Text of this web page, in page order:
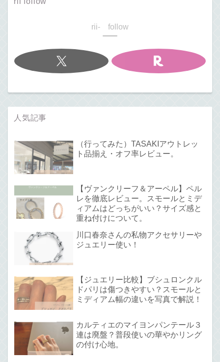
rii- follow
人気記事
（行ってみた）TASAKIアウトレッ
ト品揃え・オフ率レビュー。
【ヴァンクリーフ＆アーペル】ペル
レを徹底レビュー。スモールとミデ
ィアムはどっちがいい？サイズ感と
重ね付けについて。
川口春奈さんの私物アクセサリーや
ジュエリー使い！
【ジュエリー比較】ブシュロンクル
ドパリは傷つきやすい？スモールと
ミディアム幅の違いを写真で解説！
カルティエのマイヨンパンテール３
連は廃盤？普段使いの華やかリング
の付け心地。